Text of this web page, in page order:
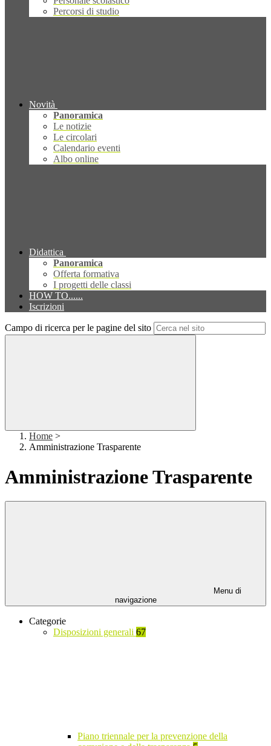
Percorsi di studio
Novità
Panoramica
Le notizie
Le circolari
Calendario eventi
Albo online
Didattica
Panoramica
Offerta formativa
I progetti delle classi
HOW TO......
Iscrizioni
Campo di ricerca per le pagine del sito
Home >
Amministrazione Trasparente
Amministrazione Trasparente
Menu di
navigazione
Categorie
Disposizioni generali 67
Piano triennale per la prevenzione della